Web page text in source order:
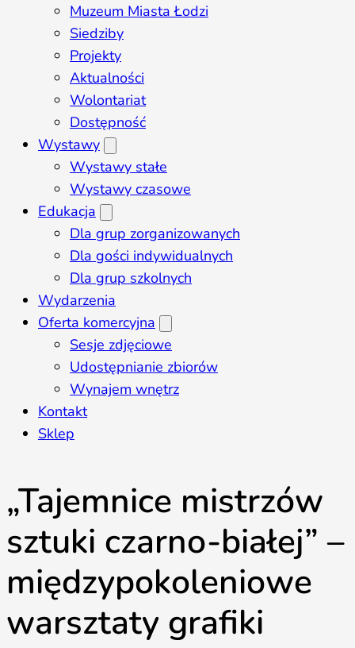
Muzeum Miasta Łodzi
Siedziby
Projekty
Aktualności
Wolontariat
Dostępność
Wystawy
Wystawy stałe
Wystawy czasowe
Edukacja
Dla grup zorganizowanych
Dla gości indywidualnych
Dla grup szkolnych
Wydarzenia
Oferta komercyjna
Sesje zdjęciowe
Udostępnianie zbiorów
Wynajem wnętrz
Kontakt
Sklep
„Tajemnice mistrzów
sztuki czarno-białej” –
międzypokoleniowe
warsztaty grafiki